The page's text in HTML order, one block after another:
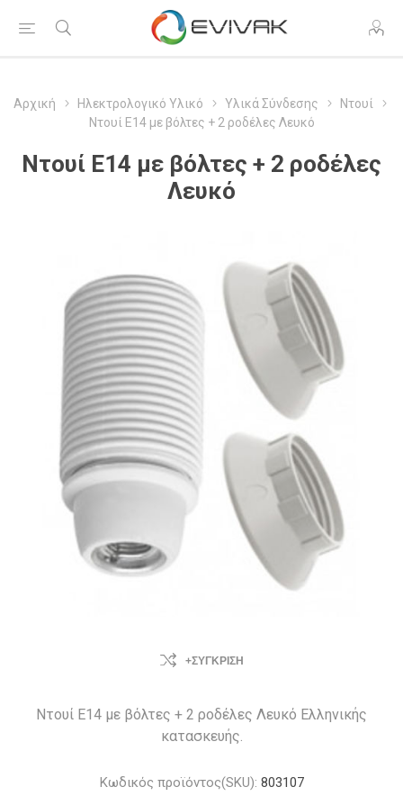
Αρχική Ηλεκτρολογικό Υλικό Υλικά Σύνδεσης
Ντουί
Ντουί Ε14 με βόλτες + 2 ροδέλες Λευκό
Ντουί Ε14 με βόλτες + 2 ροδέλες
Λευκό
+ΣΎΓΚΡΙΣΗ
Ντουί Ε14 με βόλτες + 2 ροδέλες Λευκό Ελληνικής
κατασκευής.
Κωδικός προϊόντος(SKU): 803107